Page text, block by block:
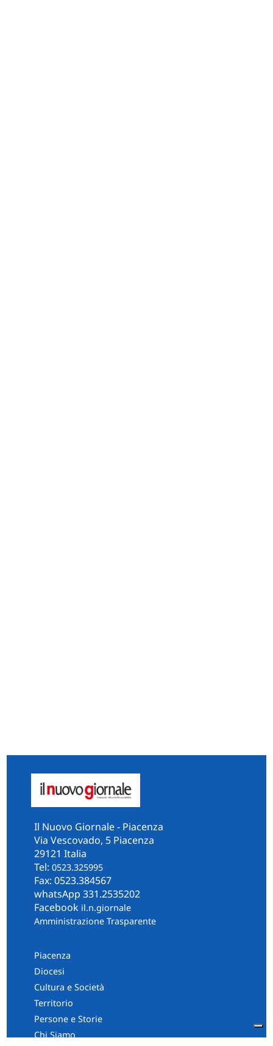
Il Nuovo Giornale - Piacenza
Via Vescovado, 5 Piacenza
29121 Italia
Tel: 0523.325995
Fax: 0523.384567
whatsApp 331.2535202
Facebook il.n.giornale
Amministrazione Trasparente
Piacenza
Diocesi
Cultura e Società
Territorio
Persone e Storie
Chi Siamo